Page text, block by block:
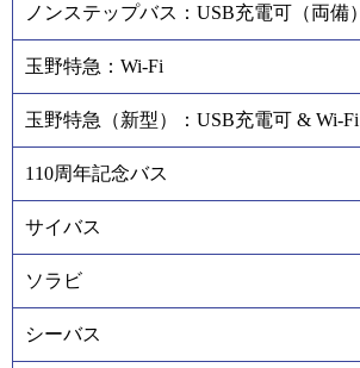
ノンステップバス：USB充電可（両備）
玉野特急：Wi-Fi
玉野特急（新型）：USB充電可 & Wi-Fi
110周年記念バス
サイバス
ソラビ
シーバス